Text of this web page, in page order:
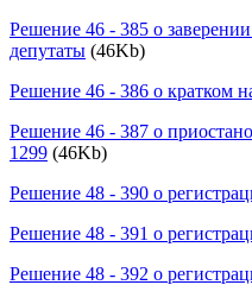
Решение 46 - 385 о
депутаты (46Kb)
Решение 46 - 386 о кратком
Решение 46 - 387 о
1299 (46Kb)
Решение 48 - 390 о
Решение 48 - 391 о
Решение 48 - 392 о